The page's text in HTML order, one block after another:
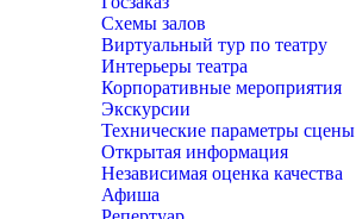
Схемы залов
Виртуальный тур по театру
Интерьеры театра
Корпоративные мероприятия
Экскурсии
Технические параметры сцены
Открытая информация
Независимая оценка качества
Афиша